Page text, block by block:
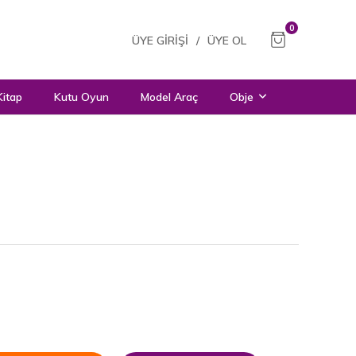
ÜYE GIRIŞI / ÜYE OL
0
Kutu Oyun Model Araç Obje